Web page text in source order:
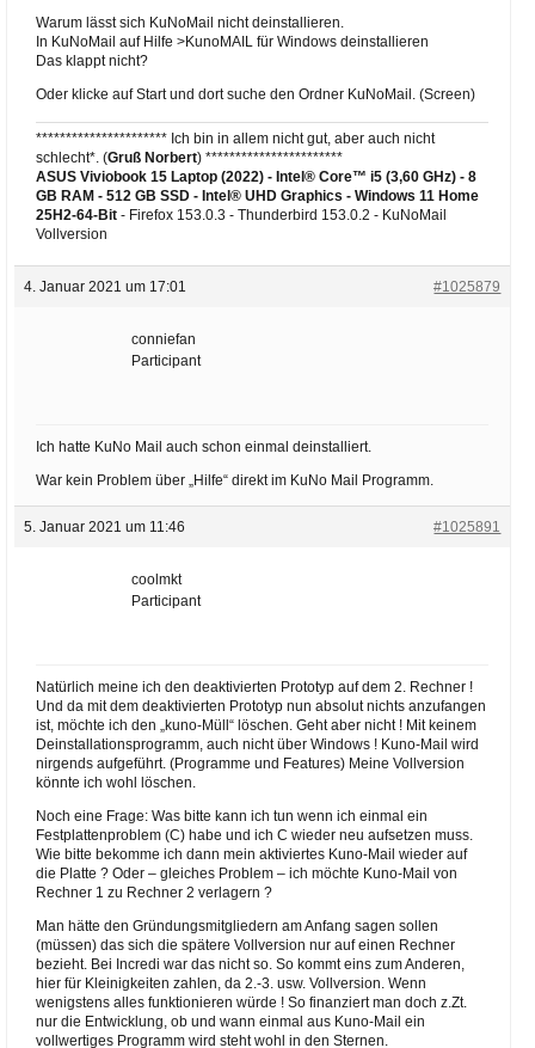
Warum lässt sich KuNoMail nicht deinstallieren.
In KuNoMail auf Hilfe >KunoMAIL für Windows deinstallieren
Das klappt nicht?
Oder klicke auf Start und dort suche den Ordner KuNoMail. (Screen)
********************** Ich bin in allem nicht gut, aber auch nicht
schlecht*. (Gruß Norbert) ***********************
ASUS Viviobook 15 Laptop (2022) - Intel® Core™ i5 (3,60 GHz) - 8
GB RAM - 512 GB SSD - Intel® UHD Graphics - Windows 11 Home
25H2-64-Bit- Firefox 153.0.3 - Thunderbird 153.0.2 - KuNoMail
Vollversion
4. Januar 2021 um 17:01 #1025879
conniefan
Participant
Ich hatte KuNo Mail auch schon einmal deinstalliert.
War kein Problem über „Hilfe“ direkt im KuNo Mail Programm.
5. Januar 2021 um 11:46 #1025891
coolmkt
Participant
Natürlich meine ich den deaktivierten Prototyp auf dem 2. Rechner !
Und da mit dem deaktivierten Prototyp nun absolut nichts anzufangen
ist, möchte ich den „kuno-Müll“ löschen. Geht aber nicht ! Mit keinem
Deinstallationsprogramm, auch nicht über Windows ! Kuno-Mail wird
nirgends aufgeführt. (Programme und Features) Meine Vollversion
könnte ich wohl löschen.
Noch eine Frage: Was bitte kann ich tun wenn ich einmal ein
Festplattenproblem (C) habe und ich C wieder neu aufsetzen muss.
Wie bitte bekomme ich dann mein aktiviertes Kuno-Mail wieder auf
die Platte ? Oder – gleiches Problem – ich möchte Kuno-Mail von
Rechner 1 zu Rechner 2 verlagern ?
Man hätte den Gründungsmitgliedern am Anfang sagen sollen
(müssen) das sich die spätere Vollversion nur auf einen Rechner
bezieht. Bei Incredi war das nicht so. So kommt eins zum Anderen,
hier für Kleinigkeiten zahlen, da 2.-3. usw. Vollversion. Wenn
wenigstens alles funktionieren würde ! So finanziert man doch z.Zt.
nur die Entwicklung, ob und wann einmal aus Kuno-Mail ein
vollwertiges Programm wird steht wohl in den Sternen.